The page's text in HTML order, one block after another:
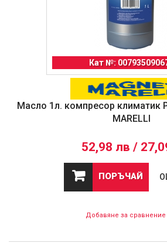
Кат №:
Масло 1л. компресор климатик
MARELLI
52,98 лв /
ПОРЪЧАЙ
Добавяне за сравнение